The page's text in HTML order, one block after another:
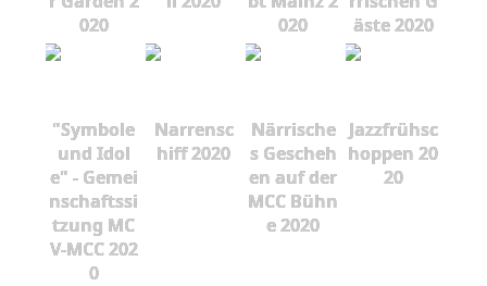
020
020
äste 2020
"Symbole
und Idol
e" - Gemei
nschaftssi
tzung MC
V-MCC 202
0
Narrensc
hiff 2020
Närrische
s Gescheh
en auf der
MCC Bühn
e 2020
Jazzfrühsc
hoppen 20
20